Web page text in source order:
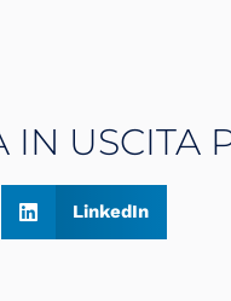
IN USCITA
LinkedIn